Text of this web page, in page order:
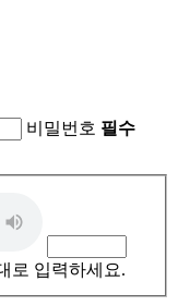
비밀번호 필수
로 입력하세요.